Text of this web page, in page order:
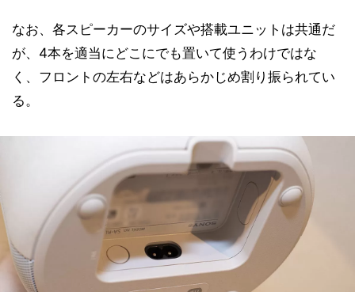
なお、各スピーカーのサイズや搭載ユニットは共通だ
が、4本を適当にどこにでも置いて使うわけではな
く、フロントの左右などはあらかじめ割り振られてい
る。